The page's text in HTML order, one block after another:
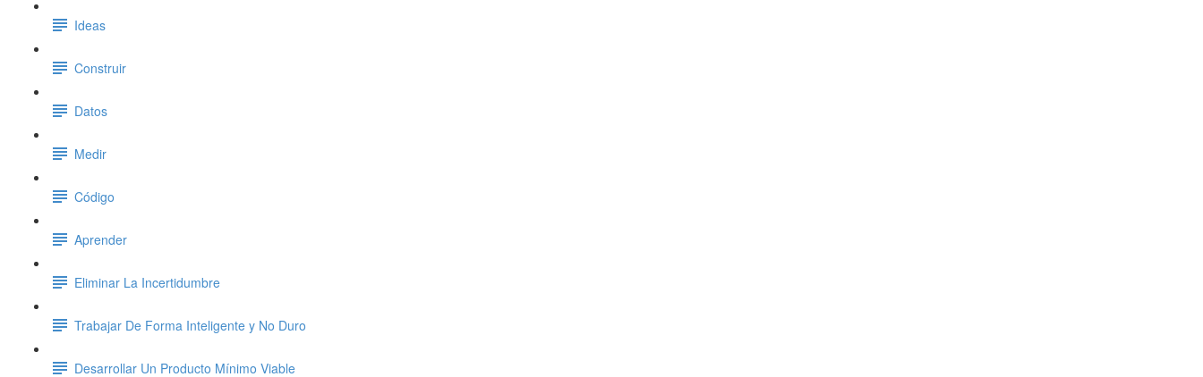
Ideas
Construir
Datos
Medir
Código
Aprender
Eliminar La Incertidumbre
Trabajar De Forma Inteligente y No Duro
Desarrollar Un Producto Mínimo Viable